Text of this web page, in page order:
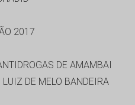
2017
DE AMAMBAI
LUIZ DE MELO BANDEIRA